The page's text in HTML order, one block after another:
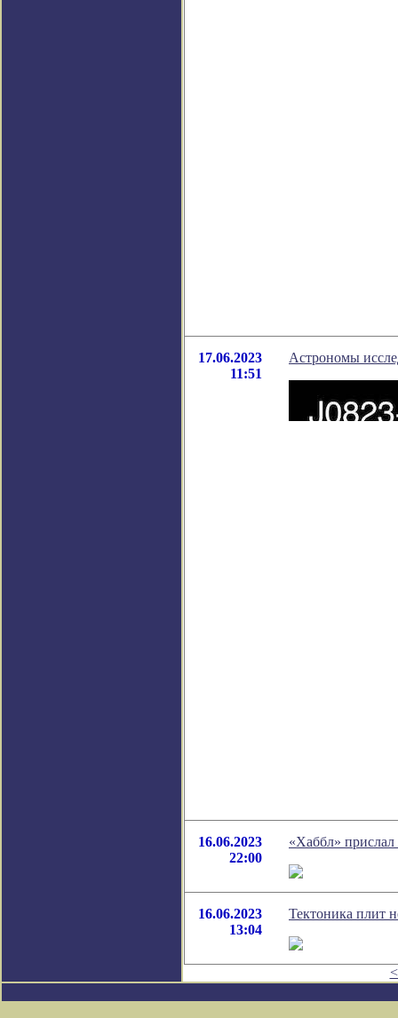
17.06.2023
11:51
Астрономы
16.06.2023
22:00
«Хаббл»
16.06.2023
13:04
Тектоника плит